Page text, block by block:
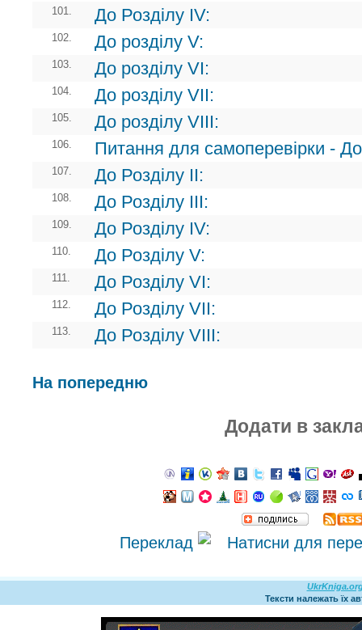
101. До Розділу ІV:
102. До розділу V:
103. До розділу VI:
104. До розділу VII:
105. До розділу VIII:
106. Питання для самоперевірки -
107. До Розділу II:
108. До Розділу III:
109. До Розділу IV:
110. До Розділу V:
111. До Розділу VI:
112. До Розділу VII:
113. До Розділу VIII:
На попередню
Додати в
Переклад
Тексти належать їх